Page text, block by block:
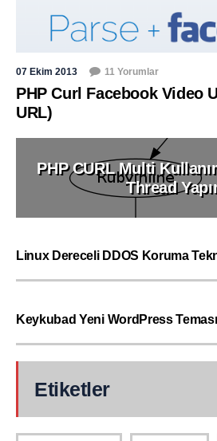
07 Ekim 2013 11 Yorumlar
PHP Curl Facebook Video
URL)
PHP CURL Multi
Thread
Linux Dereceli DDOS Koruma
Keykubad Yeni WordPress Teması
Etiketler